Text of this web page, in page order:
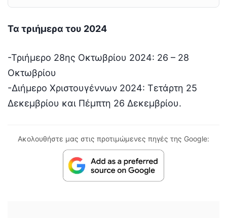
Τα τριήμερα του 2024
-Τριήμερο 28ης Οκτωβρίου 2024: 26 – 28
Οκτωβρίου
-Διήμερο Χριστουγέννων 2024: Τετάρτη 25
Δεκεμβρίου και Πέμπτη 26 Δεκεμβρίου.
Ακολουθήστε μας στις προτιμώμενες πηγές της Google: